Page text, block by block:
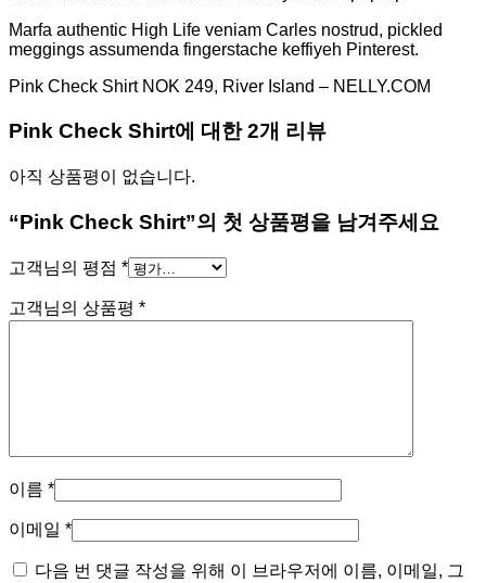
Marfa authentic High Life veniam Carles nostrud, pickled
meggings assumenda fingerstache keffiyeh Pinterest.
Pink Check Shirt NOK 249, River Island – NELLY.COM
Pink Check Shirt에 대한 2개 리뷰
아직 상품평이 없습니다.
“Pink Check Shirt”의 첫 상품평을 남겨주세요
고객님의 평점 *
고객님의 상품평 *
이름 *
이메일 *
다음 번 댓글 작성을 위해 이 브라우저에 이름, 이메일, 그